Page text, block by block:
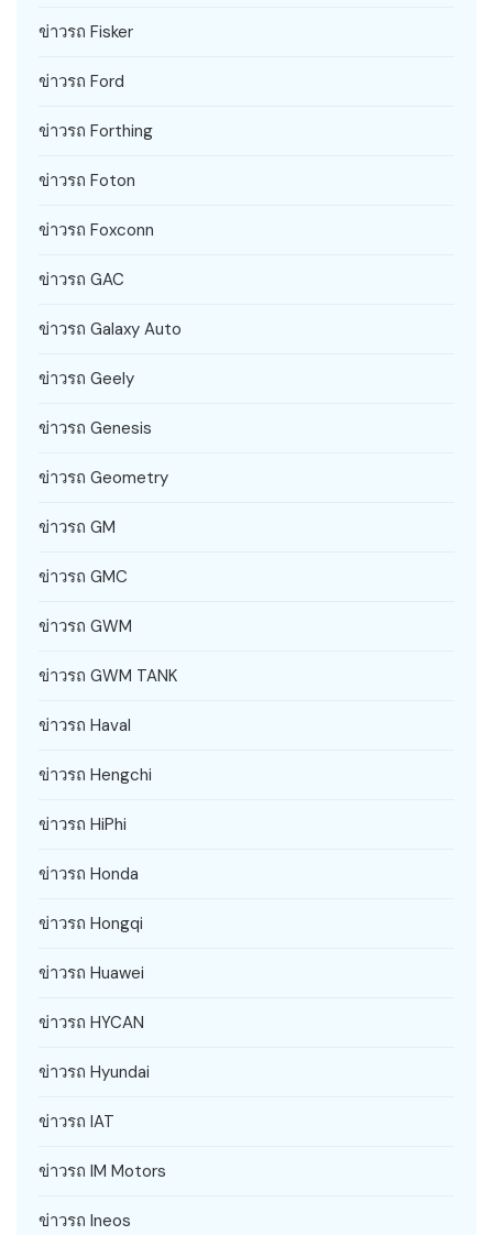
ข่าวรถ Fisker
ข่าวรถ Ford
ข่าวรถ Forthing
ข่าวรถ Foton
ข่าวรถ Foxconn
ข่าวรถ GAC
ข่าวรถ Galaxy Auto
ข่าวรถ Geely
ข่าวรถ Genesis
ข่าวรถ Geometry
ข่าวรถ GM
ข่าวรถ GMC
ข่าวรถ GWM
ข่าวรถ GWM TANK
ข่าวรถ Haval
ข่าวรถ Hengchi
ข่าวรถ HiPhi
ข่าวรถ Honda
ข่าวรถ Hongqi
ข่าวรถ Huawei
ข่าวรถ HYCAN
ข่าวรถ Hyundai
ข่าวรถ IAT
ข่าวรถ IM Motors
ข่าวรถ Ineos